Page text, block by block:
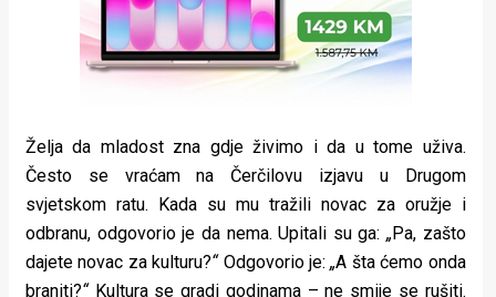
Želja da mladost zna gdje živimo i da u tome uživa.
Često se vraćam na Čerčilovu izjavu u Drugom
svjetskom ratu. Kada su mu tražili novac za oružje i
odbranu, odgovorio je da nema. Upitali su ga:„Pa, zašto
dajete novac za kulturu?“Odgovorio je:„A šta ćemo onda
braniti?“Kultura se gradi godinama – ne smije se rušiti.